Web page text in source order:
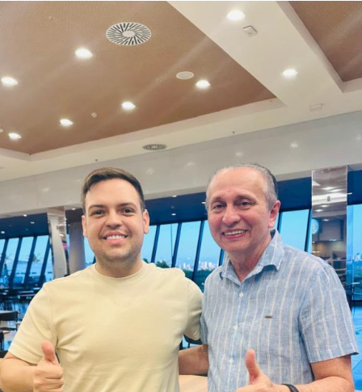
Mãe Su de Nanã (SP)
Renato Fonseca (PE)
Wesley Mendes (BA)
Mãe Bernadete de Oxóssi (BA)
Ariane Magalhães (RJ)
O PSOL afirma ser a favor da liberdade religiosa e
combate o racismo religioso. Segundo a sigla, entre seus
filiados, há pessoas que se candidataram em defesa da
causa, sendo esta uma iniciativa desenvolvida por esse
conjunto de candidatos.